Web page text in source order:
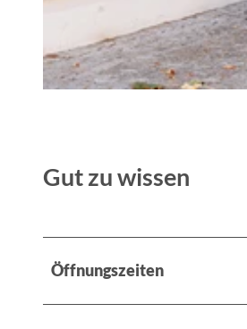
Gut zu wissen
Öffnungszeiten